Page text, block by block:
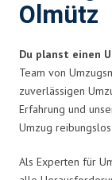
Olmütz
Du planst einen
Team von
zuverlässigen
Erfahrung und
Umzug
Als Experten für